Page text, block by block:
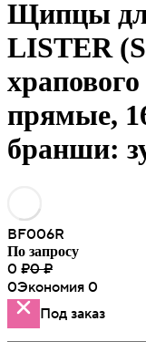
Щипцы
LISTER
прямые,
бранши:
BF006R
По запросу
0 ₽0 ₽
0Экономия 0
Под заказ